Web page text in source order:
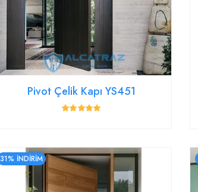
Pivot Çelik Kapı YS451
31% İNDİRİM